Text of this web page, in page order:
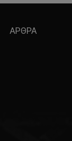
ΑΡΘΡΑ